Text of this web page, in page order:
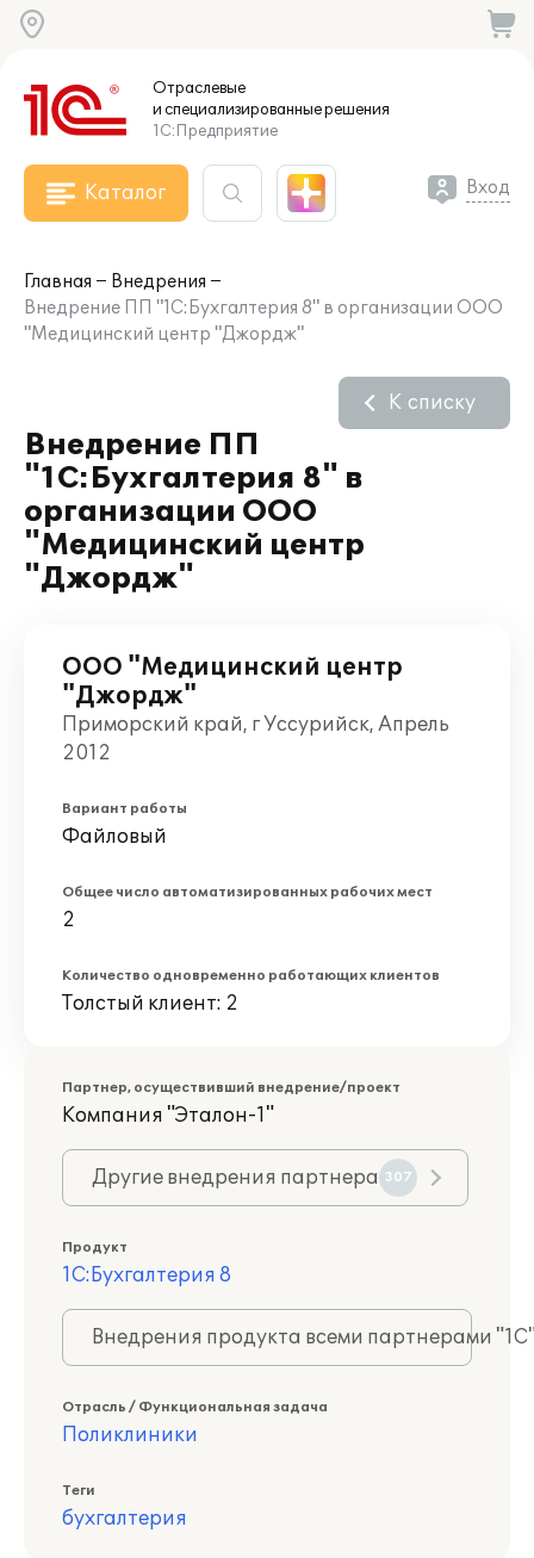
Отраслевые
и специализированныерешения
1С:Предприятие
Каталог Вход
Главная
Внедрения
Внедрение ПП "1С:Бухгалтерия 8" в организации ООО
"Медицинский центр "Джордж"
Внедрение ПП
"1С:Бухгалтерия 8" в
организации ООО
"Медицинский центр
"Джордж"
К списку
ООО "Медицинский центр
"Джордж"
Приморский край, г Уссурийск, Апрель
2012
Вариант работы
Файловый
Общее число автоматизированных рабочих мест
2
Количество одновременно работающих клиентов
Толстый клиент: 2
Партнер, осуществивший внедрение/проект
Компания "Эталон-1"
Другие внедрения партнера 307
Продукт
1С:Бухгалтерия 8
Внедрения продукта всеми партнерами
Отрасль / Функциональная задача
Поликлиники
Теги
бухгалтерия